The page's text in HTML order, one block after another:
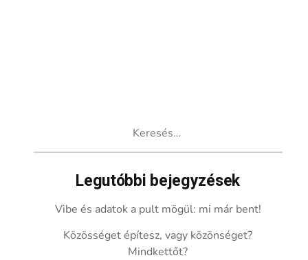
Legutóbbi bejegyzések
Vibe és adatok a pult mögül: mi már bent!
Közösséget építesz, vagy közönséget?
Mindkettőt?